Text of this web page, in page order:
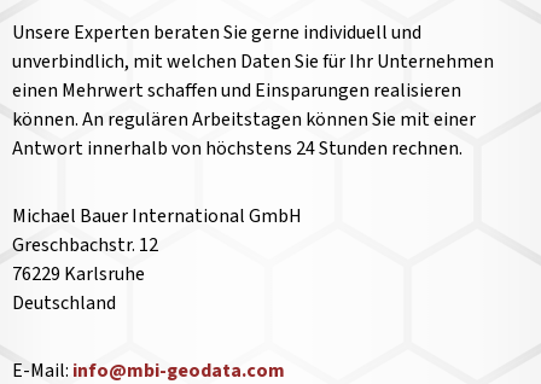
Unsere Experten beraten Sie gerne individuell und
unverbindlich, mit welchen Daten Sie für Ihr Unternehmen
einen Mehrwert schaffen und Einsparungen realisieren
können. An regulären Arbeitstagen können Sie mit einer
Antwort innerhalb von höchstens 24 Stunden rechnen.
Michael Bauer International GmbH
Greschbachstr. 12
76229 Karlsruhe
Deutschland
E-Mail: info@mbi-geodata.com